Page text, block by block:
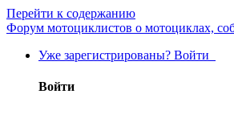
Перейти к содержанию
Форум мотоциклистов о мотоциклах,
Уже зарегистрированы? Войти
Войти